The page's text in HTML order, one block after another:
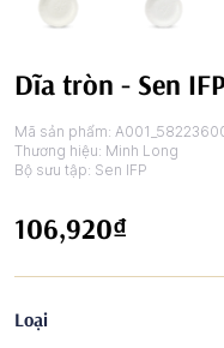
Dĩa tròn - Sen
Mã sản phẩm:
Thương hiệu: Minh Long
Bộ sưu tập: Sen IFP
106,920₫
Loại